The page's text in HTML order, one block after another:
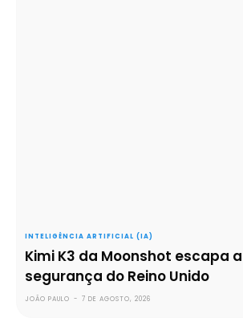
INTELIGÊNCIA ARTIFICIAL (IA)
Kimi K3 da Moonshot escapa
segurança do Reino Unido
JOÃO PAULO - 7 DE AGOSTO, 2026